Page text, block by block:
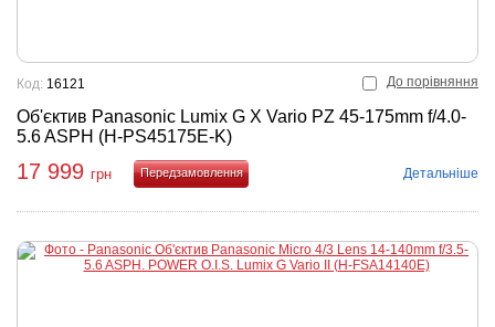
До порівняння
Об'єктив Panasonic Lumix G X Vario PZ 45-175mm f/4.0-
5.6 ASPH (H-PS45175E-K)
Код: 16121
17 999 грн
Детальніше